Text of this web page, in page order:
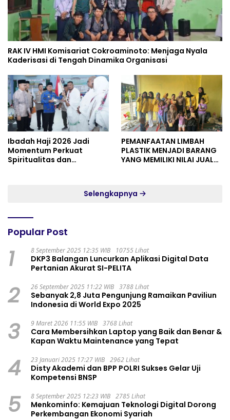
RAK IV HMI Komisariat Cokroaminoto: Menjaga Nyala
Kaderisasi di Tengah Dinamika Organisasi
Ibadah Haji 2026 Jadi
Momentum Perkuat
Spiritualitas dan
PEMANFAATAN LIMBAH
PLASTIK MENJADI BARANG
YANG MEMILIKI NILAI JUAL
Selengkapnya
Popular Post
1 8 September 2025 12:35 WIB 10755 Lihat
DKP3 Balangan Luncurkan Aplikasi Digital Data
Pertanian Akurat SI-PELITA
2 26 September 2025 11:22 WIB 3788 Lihat
Sebanyak 2,8 Juta Pengunjung Ramaikan Paviliun
Indonesia di World Expo 2025
3 9 Maret 2026 11:55 WIB 3768 Lihat
Cara Membersihkan Laptop yang Baik dan Benar &
Kapan Waktu Maintenance yang Tepat
4 23 Januari 2025 17:27 WIB 2962 Lihat
Disty Akademi dan BPP POLRI Sukses Gelar Uji
Kompetensi BNSP
5 8 September 2025 12:23 WIB 2785 Lihat
Menkominfo: Kemajuan Teknologi Digital Dorong
Perkembangan Ekonomi Syariah